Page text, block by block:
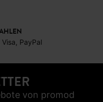
PayPal
von promod